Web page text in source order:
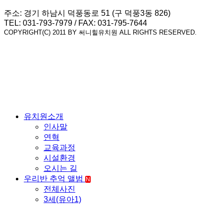
주소: 경기 하남시 덕풍동로 51 (구 덕풍3동 826)
TEL: 031-793-7979 / FAX: 031-795-7644
COPYRIGHT(C) 2011 BY 써니힐유치원 ALL RIGHTS RESERVED.
유치원소개
인사말
연혁
교육과정
시설환경
오시는 길
우리반 추억 앨범
N
전체사진
3세(유아1)